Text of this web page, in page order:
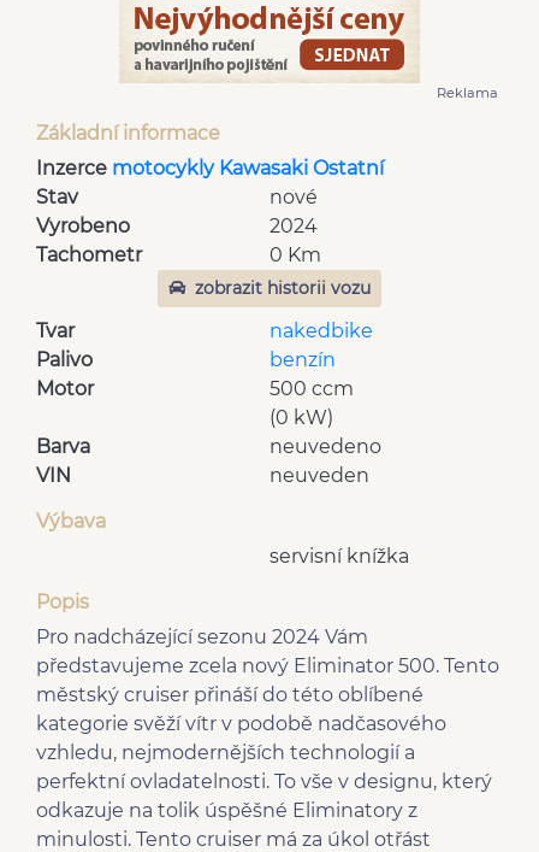
Reklama
Základní informace
Inzerce motocykly Kawasaki Ostatní
Stav
nové
Vyrobeno
2024
Tachometr
0 Km
zobrazit historii vozu
Tvar
nakedbike
Palivo
benzín
Motor
500 ccm
(0 kW)
Barva
neuvedeno
VIN
neuveden
Výbava
servisní knížka
Popis
Pro nadcházející sezonu 2024 Vám
představujeme zcela nový Eliminator 500. Tento
městský cruiser přináší do této oblíbené
kategorie svěží vítr v podobě nadčasového
vzhledu, nejmodernějších technologií a
perfektní ovladatelnosti. To vše v designu, který
odkazuje na tolik úspěšné Eliminatory z
minulosti. Tento cruiser má za úkol otřást